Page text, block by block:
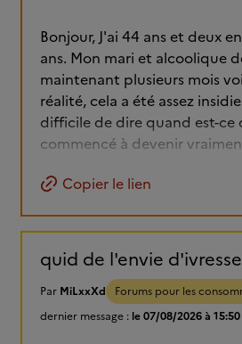
Bonjour, J'ai 44 ans et deux
ans. Mon mari et alcoolique
maintenant plusieurs mois
réalité, cela a été assez
difficile de dire quand est-ce
commencé à devenir
Copier le lien
quid de l'envie
Par MiLxxXd Forums pour les
dernier message : le 07/08/2026 à 15:50